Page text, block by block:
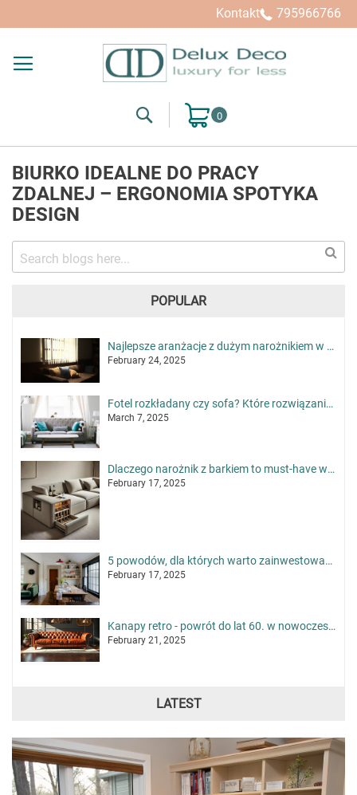
Kontakt 795966766
SearchMój koszyk
BIURKO IDEALNE DO PRACY
ZDALNEJ – ERGONOMIA SPOTYKA
DESIGN
POPULAR
Najlepsze aranżacje z dużym narożnikiem w roli głównej
February 24, 2025
Fotel rozkładany czy sofa? Które rozwiązanie sprawdzi się lepiej w małym mieszkaniu?
March 7, 2025
Dlaczego narożnik z barkiem to must-have w nowoczesnym salonie?
February 17, 2025
5 powodów, dla których warto zainwestować w sofę 4 osobową
February 17, 2025
Kanapy retro - powrót do lat 60. w nowoczesnym wydaniu
February 21, 2025
LATEST